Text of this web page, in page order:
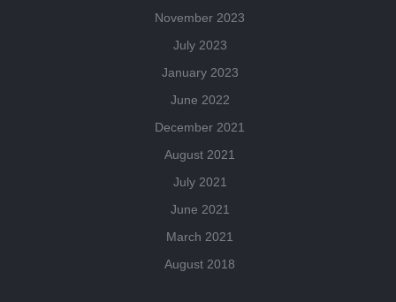
November 2023
July 2023
January 2023
June 2022
December 2021
August 2021
July 2021
June 2021
March 2021
August 2018